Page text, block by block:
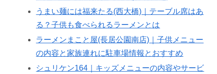
うまい麺には福来たる(西大橋)｜テーブル席はあ
る？子供も食べられるラーメンとは
ラーメンまこと屋(長居公園南店)｜子供メニュー
の内容と家族連れに駐車場情報とおすすめ
シュリケン164｜キッズメニューの内容やサービ